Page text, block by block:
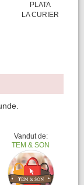
PLATA
LA CURIER
Vandut de:
TEM & SON